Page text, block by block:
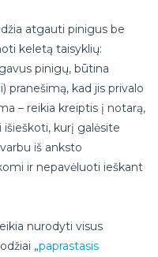
atgauti pinigus be
keletą taisyklių:
pinigų, būtina
pranešimą, kad jis privalo
– reikia kreiptis į notarą,
išieškoti, kurį galėsite
iš anksto
ir nepavėluoti ieškant
nurodyti visus
„paprastasis